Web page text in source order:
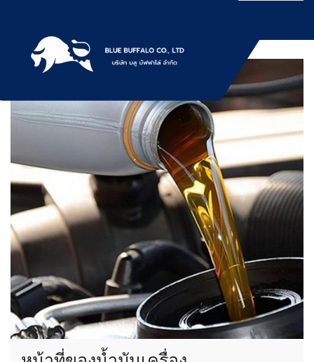
Bluebuffalo บลูบัฟฟา
โล่ ให้บริการเช่า
เครื่องจักร อย่างมือ
อาชีพ
บริการให้เช่าเครื่องจักร สำหรับใช้งานทั่วไป
โดยเครื่องจักรที่นำมาบริการเป็นเครื่องจักรรุ่น
ใหม่ ทันสมัย ทำงานรวดเร็ว ได้ผลงานที่คุ้มค่า
ราคายุติธรรม ขุดดิน ตักหิน ตักทราย ตัก
ถ่านหิน ตักกะลาปาร์ม ตักไม้สับ ตักวู๊ดชิป ตัก
แร่ ตักสินค้าต่างๆ ขนย้ายเครื่องจักร โดยรถ
เทลเลอร์ รถพื้นเรียบชานต่ำ (Low bed) ขนส่ง
สินค้า โดยรถพ่วงดั๊มพ์ จำหน่ายดิน หิน ทราย
รับเหมาถมที่ รถตัก CAT 950 รถตัก Komatsu
WA 380 WA 320 WA 200 รถตัก Hitachi ZW
220 ZW 180 แบ็คโฮ CAT 320 CAT 312 แบ็ค
โฮ Komatsu PC 200 LC บูมยาว PC 200 PC
120 แบ็คโฮ Kobelco SK 210 บูมยาว SK 200
SK 140ขุดดิน ตักหิน ตักทราย ตักถ่านหิน
ตักกะลาปาร์ม ตักไม้สับ ตักวู๊ดชิป ตักแร่ ตัก
สินค้าต่างๆ ขนย้ายเครื่องจักร โดยรถเทลเลอร์
รถพื้นเรียบชานต่ำ (Low bed) ขนส่งสินค้า โดย
รถพ่วงดั๊มพ์ จำหน่ายดิน หิน ทราย รับเหมาถม
ที่ รถตัก CAT 950 รถตัก Komatsu WA 380 WA